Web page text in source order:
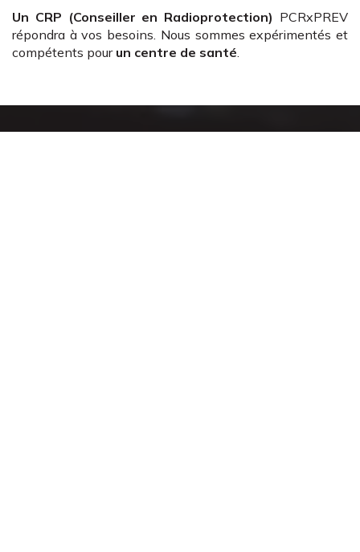
Un CRP (Conseiller en Radioprotection) PCRxPREV
répondra à vos besoins. Nous sommes expérimentés et
compétents pour un centre de santé